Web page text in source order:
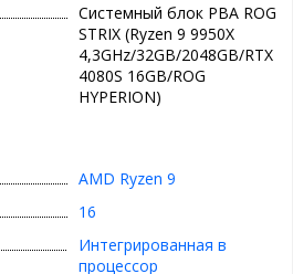
Системный блок PBA ROG
STRIX (Ryzen 9 9950X
4,3GHz/32GB/2048GB/RTX
4080S 16GB/ROG
HYPERION)
AMD Ryzen 9
16
Интегрированная в
процессор